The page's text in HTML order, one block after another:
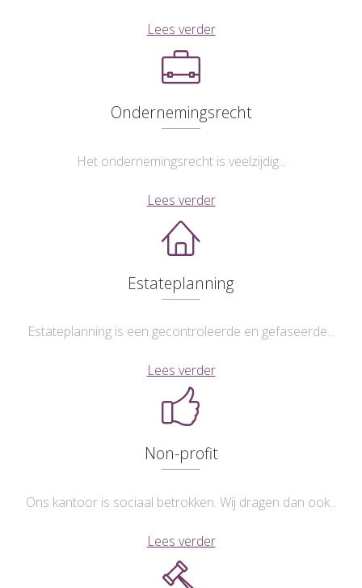
Lees verder
Ondernemingsrecht
Het ondernemingsrecht is veelzijdig...
Lees verder
Estateplanning
Estateplanning is een gecontroleerde en gefaseerde...
Lees verder
Non-profit
Ons kantoor is sociaal betrokken. Wij dragen dan ook...
Lees verder